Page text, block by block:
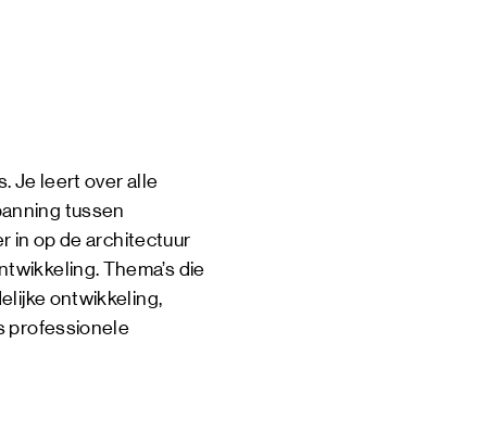
Je leert over alle
tussen
in op de architectuur
Thema’s die
ontwikkeling,
professionele